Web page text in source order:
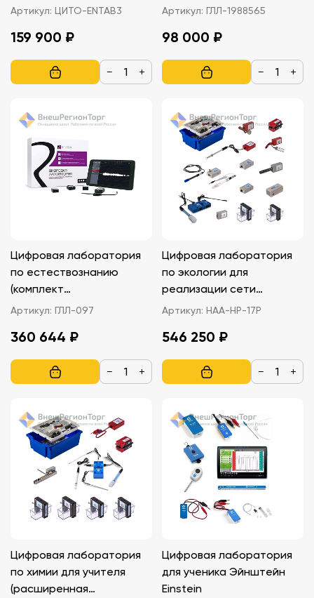
ЦИТО-ENTAB3
Артикул: ЦИТО-ENTAB3
159 900 ₽
− +
Артикул: ГЛЛ-1988565
98 000 ₽
− +
Цифровая лаборатория
по естествознанию
(комплект
исследовательский)
Артикул: ГЛЛ-097
360 644 ₽
− +
Цифровая лаборатория
по экологии для
реализации сети
школьного
мониторинга
(расширенная
комплектация) НАУРА
Артикул: НАА-НР-17Р
546 250 ₽
− +
Цифровая лаборатория
по химии для учителя
(расширенная
Цифровая лаборатория
для ученика Эйнштейн
Einstein